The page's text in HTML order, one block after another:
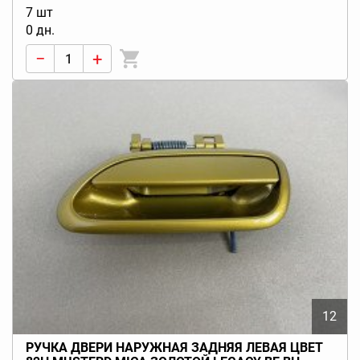
7 шт
0 дн.
− +
12
РУЧКА ДВЕРИ НАРУЖНАЯ ЗАДНЯЯ ЛЕВАЯ ЦВЕТ